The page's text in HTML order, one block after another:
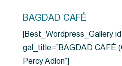
BAGDAD CAFÉ
[Best_Wordpress_Gallery
gal_title=”BAGDAD CAFÉ
Percy Adlon”]